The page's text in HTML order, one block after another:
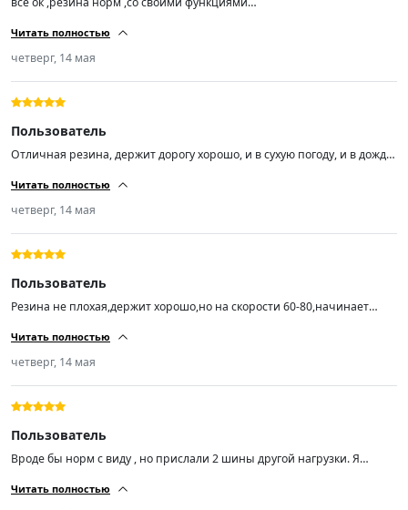
за эту цену огонь 🔥🔥🔥
Читать полностью
четверг, 14 мая
Пользователь
Отличная резина, держит дорогу хорошо, и в сухую погоду, и в дождь,
Читать полностью
четверг, 14 мая
Пользователь
Резина не плохая,держит хорошо,но на скорости 60-80,начинает
чувствуется,балансировку делали
Читать полностью
четверг, 14 мая
Пользователь
Вроде бы норм с виду , но прислали 2 шины другой нагрузки. Я
пришли Trazano ZuperEco Z-107 Шины летние 205/55 R16 91V.
Читать полностью